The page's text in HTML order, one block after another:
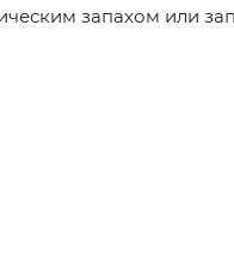
запахом или